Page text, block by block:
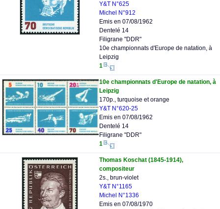
Y&T N°625
Michel N°912
Emis en 07/08/1962
Dentelé 14
Filigrane "DDR"
10e championnats d'Europe de natation, à
Leipzig
1
10e championnats d'Europe de natation, à
Leipzig
170p., turquoise et orange
Y&T N°620-25
Emis en 07/08/1962
Dentelé 14
Filigrane "DDR"
1
Thomas Koschat (1845-1914),
compositeur
2s., brun-violet
Y&T N°1165
Michel N°1336
Emis en 07/08/1970